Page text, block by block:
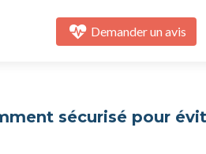
contenu
Demander un avis
sécurisé pour